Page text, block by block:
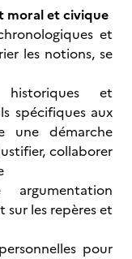
moral et civique
et
les notions, se
historiques et
spécifiques aux
une démarche
collaborer
sur les repères et
pour